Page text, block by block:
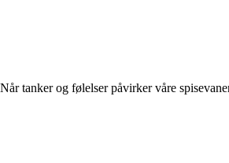
Når tanker og følelser påvirker våre